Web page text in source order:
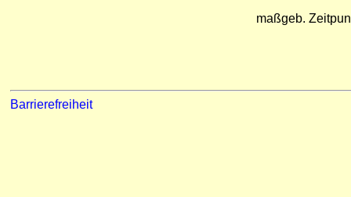
maßgeb.
Barrierefreiheit